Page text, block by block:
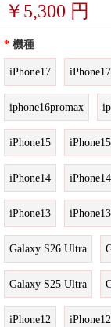
￥ 5,300 円
* 機種
iPhone17
iphone16promax
iPhone15
iPhone14
iPhone13
Galaxy S26 Ultra
Galaxy S25 Ultra
iPhone12